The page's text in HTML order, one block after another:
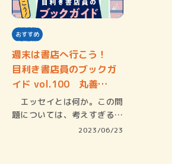
おすすめ
週末は書店へ行こう！
目利き書店員のブックガ
イド vol.100 丸善…
エッセイとは何か。この問
題については、考えすぎるほ
2023/06/23